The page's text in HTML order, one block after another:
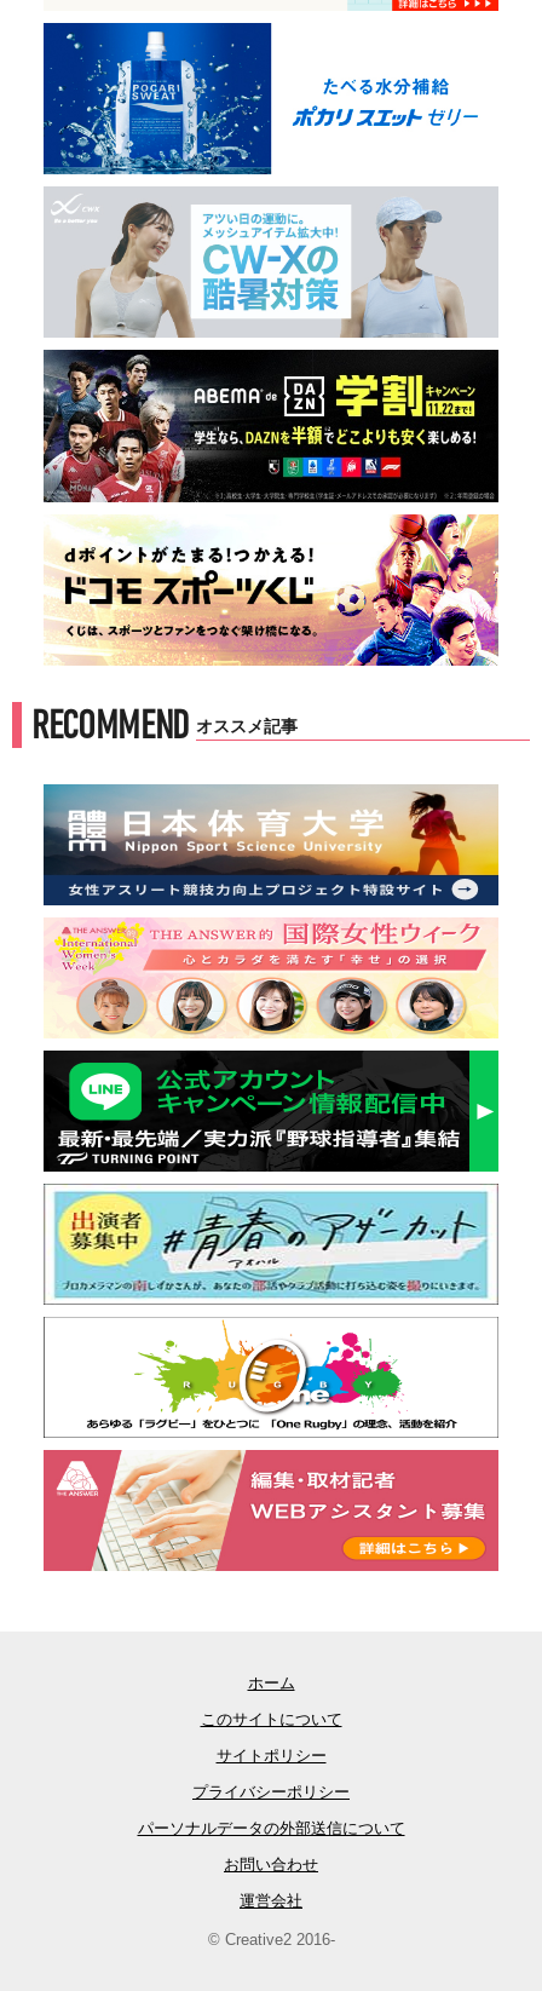
RECOMMEND オススメ記事
ホーム
このサイトについて
サイトポリシー
プライバシーポリシー
パーソナルデータの外部送信について
お問い合わせ
運営会社
© Creative2 2016-